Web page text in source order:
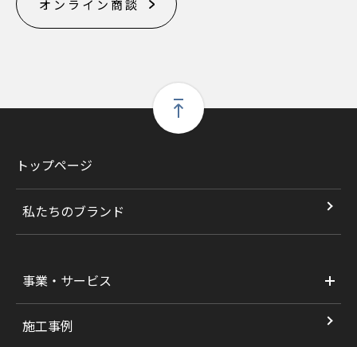
オンライン商談
トップページ
私たちのブランド
事業・サービス
施工事例